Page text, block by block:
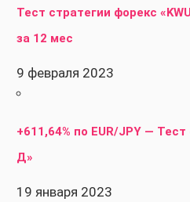
Тест стратегии форекс
за 12 мес
9 февраля 2023
+611,64% по EUR/JPY —
Д»
19 января 2023